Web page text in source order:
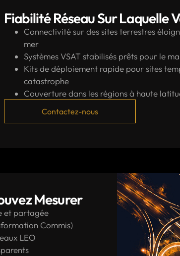
Fiabilité Réseau Sur Laquelle
Connectivité sur des sites terrestres
mer
Systèmes VSAT stabilisés prêts pour le
Kits de déploiement rapide pour sites
catastrophe
Couverture dans les régions à haute
Contactez-nous
Mesurer
et partagée
Commis)
LEO